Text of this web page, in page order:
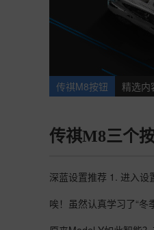
传祺M8按钮 精选内
传祺M8三个